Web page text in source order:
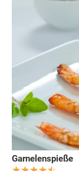
Garnelenspieße